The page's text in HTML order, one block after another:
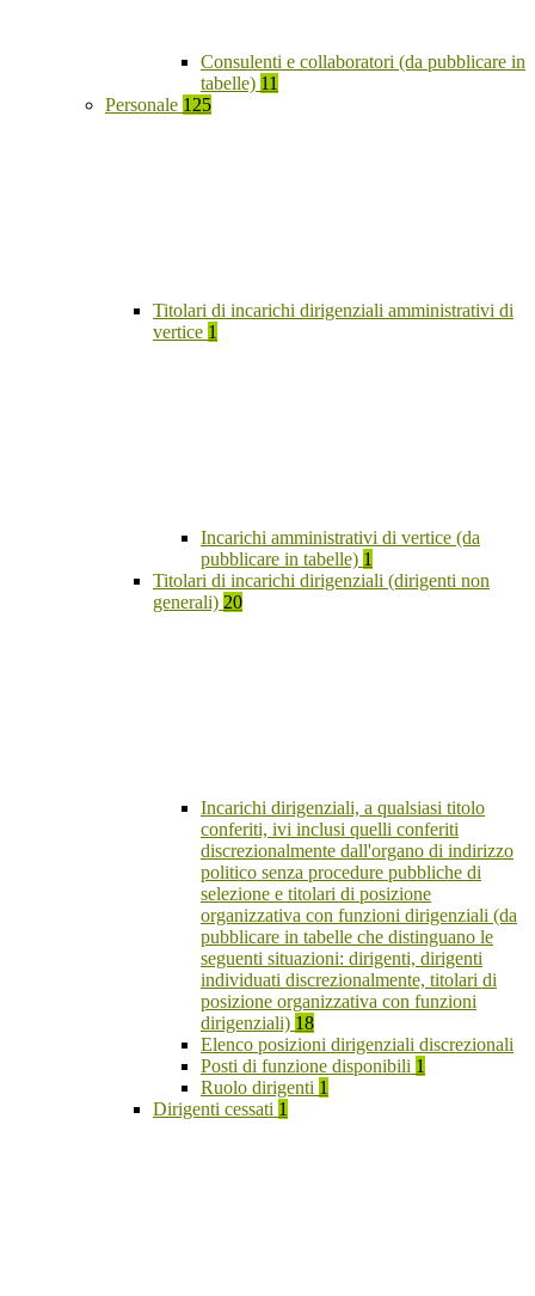
Consulenti e collaboratori (da pubblicare in
tabelle) 11
Personale 125
Titolari di incarichi dirigenziali amministrativi di
vertice 1
Incarichi amministrativi di vertice (da
pubblicare in tabelle) 1
Titolari di incarichi dirigenziali (dirigenti non
generali) 20
Incarichi dirigenziali, a qualsiasi titolo
conferiti, ivi inclusi quelli conferiti
discrezionalmente dall'organo di indirizzo
politico senza procedure pubbliche di
selezione e titolari di posizione
organizzativa con funzioni dirigenziali (da
pubblicare in tabelle che distinguano le
seguenti situazioni: dirigenti, dirigenti
individuati discrezionalmente, titolari di
posizione organizzativa con funzioni
dirigenziali) 18
Elenco posizioni dirigenziali discrezionali
Posti di funzione disponibili 1
Ruolo dirigenti 1
Dirigenti cessati 1